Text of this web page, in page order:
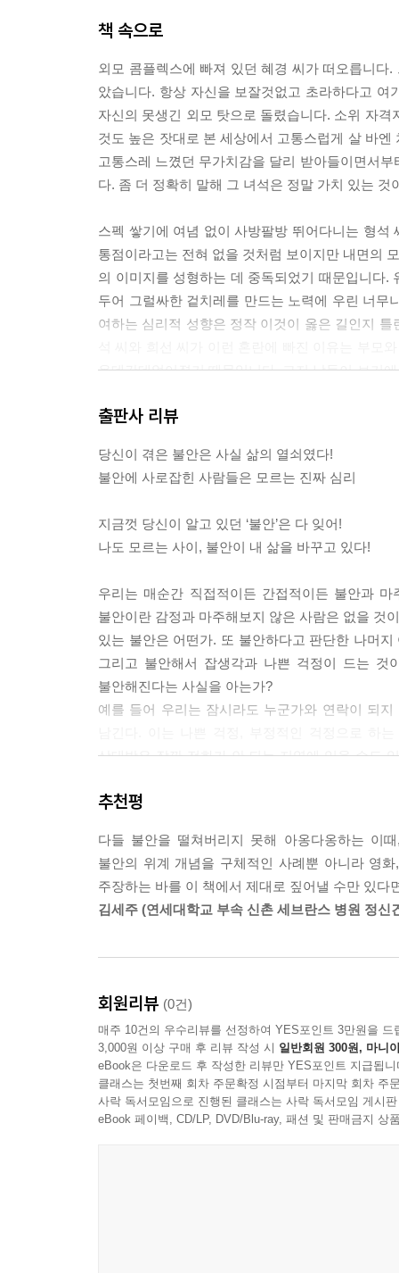
03. 옛 애인의 안부에 집착하는 나, 괜찮은 걸까
04. 원리원칙에만 집착하는 나, 괜찮은 걸까
chapter 07.
이 모든 불안이 버거운 사람들을 위한 불안의 심리
01. 불안을 있는 그대로 느끼고 껴안아야 하는 이유
03. 불안은 우리의 삶을 장식한다
에필로그 목표에 집착하는 나, 괜찮을 걸까?
*참고한 문화 콘텐츠
책 속으로
외모 콤플렉스에 빠져 있던 혜경 씨가 떠오릅니
았습니다. 항상 자신을 보잘것없고 초라하다고
자신의 못생긴 외모 탓으로 돌렸습니다. 소위 자
것도 높은 잣대로 본 세상에서 고통스럽게 살 바
고통스레 느꼈던 무가치감을 달리 받아들이면서
다. 좀 더 정확히 말해 그 녀석은 정말 가치 있는
스펙 쌓기에 여념 없이 사방팔방 뛰어다니는 형
통점이라고는 전혀 없을 것처럼 보이지만 내면의
의 이미지를 성형하는 데 중독되었기 때문입니다
두어 그럴싸한 겉치레를 만드는 노력에 우린 너
여하는 심리적 성향은 정작 이것이 옳은 길인지
온데간데없어졌기 때문입니다. 그저 남들이 보기
칠 수 없기 때문입니다. --- p.59~60
자신에게 결핍된 그 무엇을 찾다가 정작 그것을
그리고 그것이 뜻대로 되지 않으면 우린 극도로
--- p.83~84
출판사 리뷰
당신이 겪은 불안은 사실 삶의 열쇠였다!
불안에 사로잡힌 사람들은 모르는 진짜 심리
지금껏 당신이 알고 있던 ‘불안’은 다 잊어!
나도 모르는 사이, 불안이 내 삶을 바꾸고 있다!
우리는 매순간 직접적이든 간접적이든 불안과
불안이란 감정과 마주해보지 않은 사람은 없을 것
있는 불안은 어떤가. 또 불안하다고 판단한 나머
그리고 불안해서 잡생각과 나쁜 걱정이 드는 것
불안해진다는 사실을 아는가?
예를 들어 우리는 잠시라도 누군가와 연락이 되
상대방은 잠깐 전화가 안 되는 지역에 있을 수도
상황을 만들뿐 아니라 이 판단이 반복되고 옳다고
신호가 아니라 긍정적인 신호일 경우가 더 많으
마인드만을 강요하지도 않는다. 저자는 불안을
영화, 드라마와 같은 대중문화에 숨겨진 불안
어디서부터 어떻게 시작되었는지 논리적으로 알
피해자가 아닐 수 없다. 왜냐하면 스펙은 저자가
저자는 굴욕감을 당하지 않으려고 했던 마음이 자
말하고 있다. 또 이를 ‘해체 불안’이라는 불안 개
고통이 아닌 변화하라는 신호로 받아들이는 것이
그 예로 미국 LA 라디오 프로그램 ‘사랑 만들기 :
엔젤리스Babara DeAngelis 박사의 이야기를 들
추천평
다들 불안을 떨쳐버리지 못해 아옹다옹하는 이
불안의 위계 개념을 구체적인 사례뿐 아니라 영
주장하는 바를 이 책에서 제대로 짚어낼 수만 있
김세주 (연세대학교 부속 신촌 세브란스 병원 정신
회원리뷰 (0건)
매주 10건의 우수리뷰를 선정하여 YES포인트 3만원을 드
3,000원 이상 구매 후 리뷰 작성 시 일반회원 300원, 마니
eBook은 다운로드 후 작성한 리뷰만 YES포인트 지급됩니
클래스는 첫번째 회차 주문확정 시점부터 마지막 회차 주
사락 독서모임으로 진행된 클래스는 사락 독서모임 게시
eBook 페이백, CD/LP, DVD/Blu-ray, 패션 및 판매금지 상